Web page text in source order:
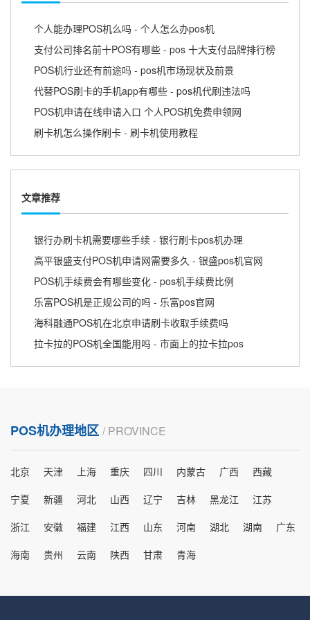
个人能办理POS机么吗 - 个人怎么办pos机
支付公司排名前十POS有哪些 - pos 十大支付品牌排行榜
POS机行业还有前途吗 - pos机市场现状及前景
代替POS刷卡的手机app有哪些 - pos机代刷违法吗
POS机申请在线申请入口 个人POS机免费申领网
刷卡机怎么操作刷卡 - 刷卡机使用教程
文章推荐
银行办刷卡机需要哪些手续 - 银行刷卡pos机办理
高平银盛支付POS机申请网需要多久 - 银盛pos机官网
POS机手续费会有哪些变化 - pos机手续费比例
乐富POS机是正规公司的吗 - 乐富pos官网
海科融通POS机在北京申请刷卡收取手续费吗
拉卡拉的POS机全国能用吗 - 市面上的拉卡拉pos
POS机办理地区 / PROVINCE
北京 天津 上海 重庆 四川 内蒙古 广西
西藏
宁夏
新疆 河北 山西 辽宁 吉林 黑龙江
江苏
浙江
安徽 福建 江西 山东 河南 湖北 湖南
广东
海南
贵州 云南 陕西 甘肃 青海